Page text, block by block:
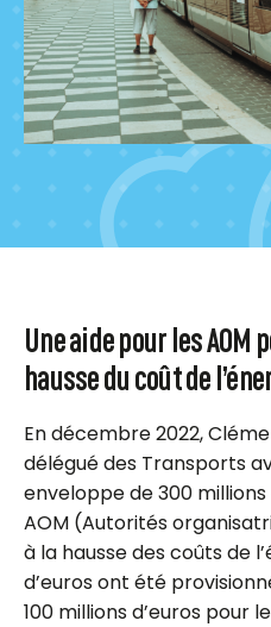
Une aide pour les AOM
hausse du coût de
En décembre 2022,
délégué des Transports
enveloppe de 300
AOM (Autorités
à la hausse des coûts de
d’euros ont été
100 millions d’euros pour